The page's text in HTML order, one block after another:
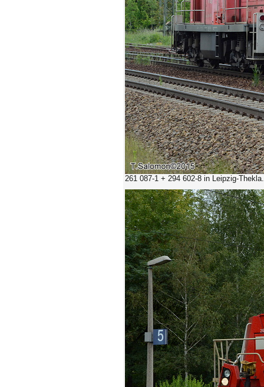
261 087-1 + 294 602-8 in Leipzig-